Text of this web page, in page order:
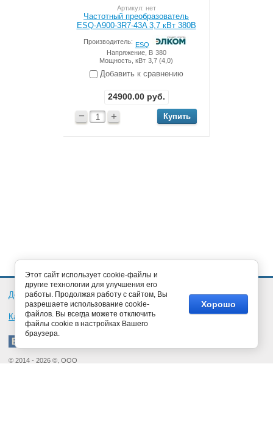
Артикул: нет
Частотный преобразователь
ESQ-A900-3R7-43A 3,7 кВт 380В
Производитель: ESQ
Напряжение, В 380
Мощность, кВт 3,7 (4,0)
Добавить к сравнению
24900.00руб.
− +
Документация Обратная связь Новости Статьи
Карта сайта
© 2014 - 2026 ©, ООО
Этот сайт использует cookie-файлы и
другие технологии для улучшения его
работы. Продолжая работу с сайтом, Вы
разрешаете использование cookie-
файлов. Вы всегда можете отключить
файлы cookie в настройках Вашего
браузера.
Хорошо